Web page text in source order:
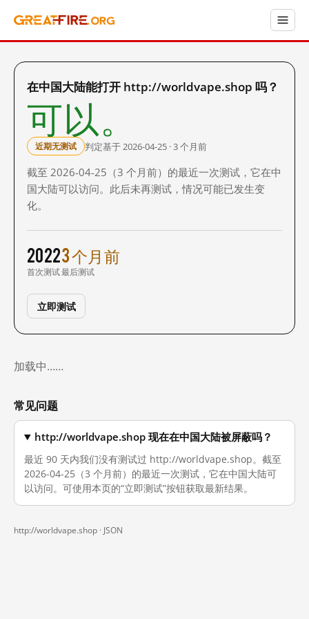
在中国大陆能打开 http://worldvape.shop 吗？
可以。
近期无测试 判定基于 2026-04-25 · 3 个月前
截至 2026-04-25（3 个月前）的最近一次测试，它在中
国大陆可以访问。此后未再测试，情况可能已发生变
化。
2022
首次测试
3 个月前
最后测试
立即测试
加载中……
常见问题
http://worldvape.shop 现在在中国大陆被屏蔽吗？
最近 90 天内我们没有测试过 http://worldvape.shop。截至
2026-04-25（3 个月前）的最近一次测试，它在中国大陆可
以访问。可使用本页的“立即测试”按钮获取最新结果。
http://worldvape.shop · JSON